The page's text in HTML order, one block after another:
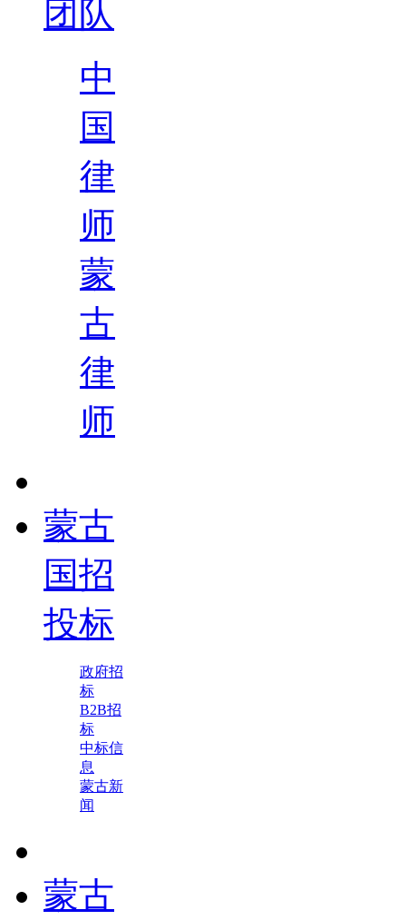
团队
中
国
律
师
蒙
古
律
师
蒙古
国招
投标
政府招
标
B2B招
标
中标信
息
蒙古新
闻
蒙古